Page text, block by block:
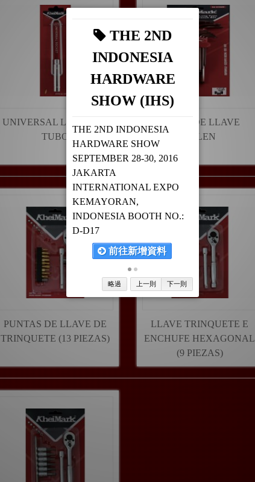
UNIVERSAL LLAVE DE
TUBO
JUEGO DE LLAVE
ALLEN
PUNTAS DE LLAVE DE
TRINQUETE (13 PIEZAS)
LLAVE TRINQUETE E
ENCHUFE HEXAGONAL
(9 PIEZAS)
THE 2ND
INDONESIA
HARDWARE
SHOW (IHS)
THE 2ND INDONESIA
HARDWARE SHOW
SEPTEMBER 28-30, 2016
JAKARTA
INTERNATIONAL EXPO
KEMAYORAN,
INDONESIA BOOTH NO.:
D-D17
前往新增資料
略過 上一則 下一則